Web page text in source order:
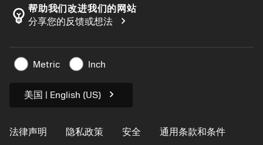
跟踪订单
生成报价单
Manufacturing Wellness
职业发展
文章
供新闻媒体使用
emoji_objects 帮助我们改进我们的网站
分享您的反馈或想法
chevron_right
Metric Inch
美国 | English (US) chevron_right
法律声明 隐私政策 安全 通用条款和条件